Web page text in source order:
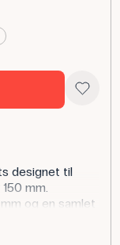
designet til
mm.
og en samlet
er nem at